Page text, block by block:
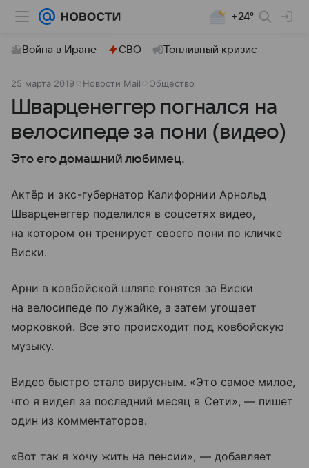
+24°
Война в Иране СВО Топливный кризис
25 марта 2019 Новости Mail Общество
Шварценеггер погнался на
велосипеде за пони (видео)
Это его домашний любимец.
Актёр и экс-губернатор Калифорнии Арнольд
Шварценеггер поделился в соцсетях видео,
на котором он тренирует своего пони по кличке
Виски.
Арни в ковбойской шляпе гонятся за Виски
на велосипеде по лужайке, а затем угощает
морковкой. Все это происходит под ковбойскую
музыку.
Видео быстро стало вирусным. «Это самое милое,
что я видел за последний месяц в Сети», — пишет
один из комментаторов.
«Вот так я хочу жить на пенсии», — добавляет